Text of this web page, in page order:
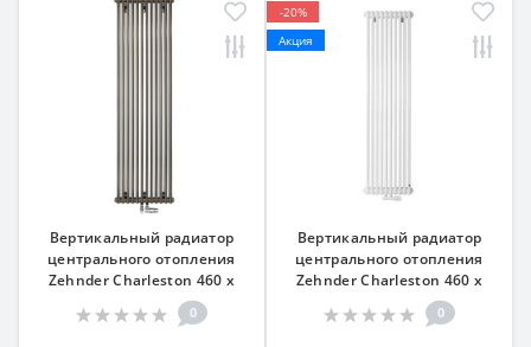
Вертикальный радиатор
центрального отопления
Zehnder Charleston 460 x
1792, Technoline 13-15 кв. м
0
-20%
Акция
Вертикальный радиатор
центрального отопления
Zehnder Charleston 460 x
1792, Technoline 13-15 кв. м
0